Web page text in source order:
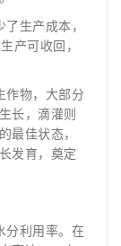
生产成本，
产可收回，
作物，大部分
长，滴灌则
最佳状态，
发育，奠定
分利用率。在